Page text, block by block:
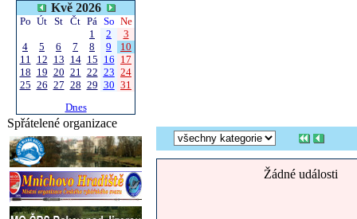
Kvě 2026
Po Út St Čt Pá So Ne
1
2
3
4
5 6 7 8 9
10
11 12 13 14 15 16 17
18 19 20 21 22 23 24
25 26 27 28 29 30 31
Dnes
Spřátelené organizace
Žádné události